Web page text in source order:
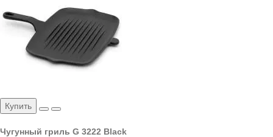
Купить
Чугунный гриль G 3222 Black